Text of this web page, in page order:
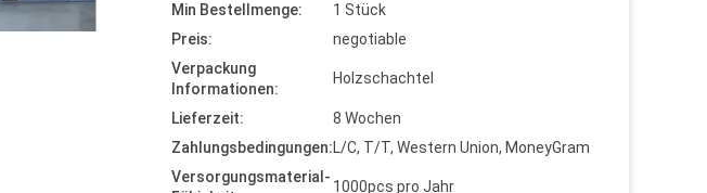
Min Bestellmenge:
1 Stück
Preis:
negotiable
Verpackung
Informationen:
Holzschachtel
Lieferzeit:
8 Wochen
Zahlungsbedingungen:L/C, T/T, Western Union, MoneyGram
Versorgungsmaterial-
1000pcs pro Jahr